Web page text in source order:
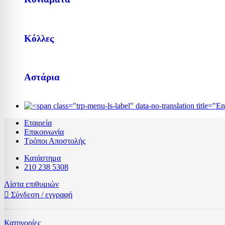
Κόλλες
Αστάρια
Εταιρεία
Επικοινωνία
Τρόποι Αποστολής
Κατάστημα
210 238 5308
Λίστα επιθυμιών
Σύνδεση / εγγραφή
Κατηγορίες